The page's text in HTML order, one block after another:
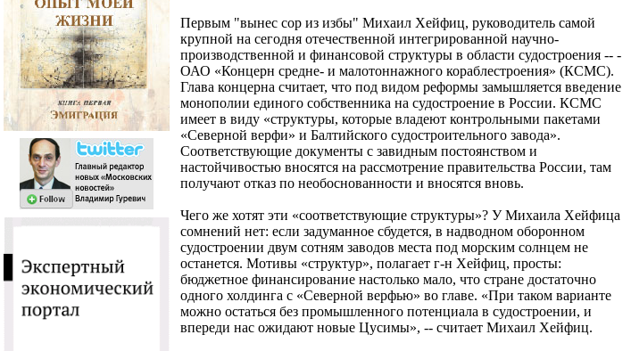
Первым "вынес сор из избы" Михаил Хейфиц, руководитель самой
крупной на сегодня отечественной интегрированной научно-
производственной и финансовой структуры в области судостроения -- -
ОАО «Концерн средне- и малотоннажного кораблестроения» (КСМС).
Глава концерна считает, что под видом реформы замышляется введение
монополии единого собственника на судостроение в России. КСМС
имеет в виду «структуры, которые владеют контрольными пакетами
«Северной верфи» и Балтийского судостроительного завода».
Соответствующие документы с завидным постоянством и
настойчивостью вносятся на рассмотрение правительства России, там
получают отказ по необоснованности и вносятся вновь.
Чего же хотят эти «соответствующие структуры»? У Михаила Хейфица
сомнений нет: если задуманное сбудется, в надводном оборонном
судостроении двум сотням заводов места под морским солнцем не
останется. Мотивы «структур», полагает г-н Хейфиц, просты:
бюджетное финансирование настолько мало, что стране достаточно
одного холдинга с «Северной верфью» во главе. «При таком варианте
можно остаться без промышленного потенциала в судостроении, и
впереди нас ожидают новые Цусимы», -- считает Михаил Хейфиц.